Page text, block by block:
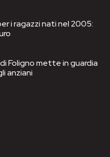
i ragazzi nati nel 2005:
Foligno mette in guardia
anziani